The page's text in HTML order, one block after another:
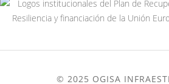
© 2025 OGISA